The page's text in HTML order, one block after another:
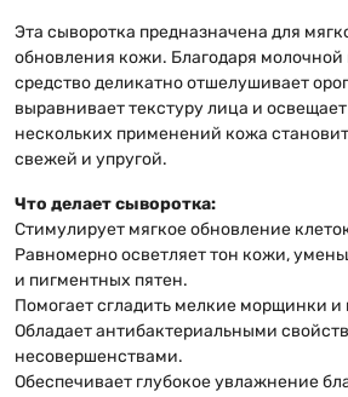
Эта сыворотка предназначена для
обновления кожи. Благодаря молочной
средство деликатно отшелушивает
выравнивает текстуру лица и
нескольких применений кожа
свежей и упругой.
Что делает сыворотка:
Стимулирует мягкое обновление
Равномерно осветляет тон кожи,
и пигментных пятен.
Помогает сгладить мелкие морщинки и
Обладает антибактериальными
несовершенствами.
Обеспечивает глубокое увлажнение